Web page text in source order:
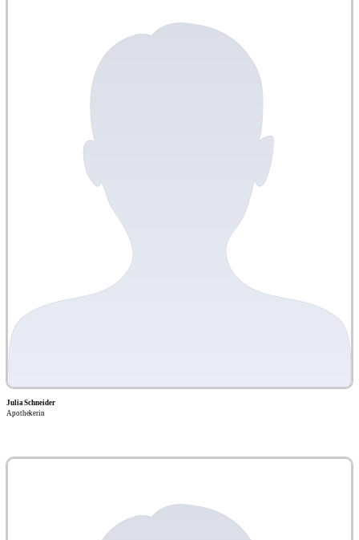
Julia Schneider
Apothekerin